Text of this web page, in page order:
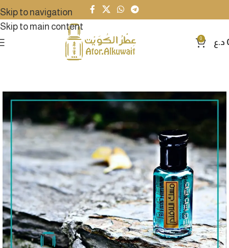
Skip to navigation
Skip to main content
0 د.ع